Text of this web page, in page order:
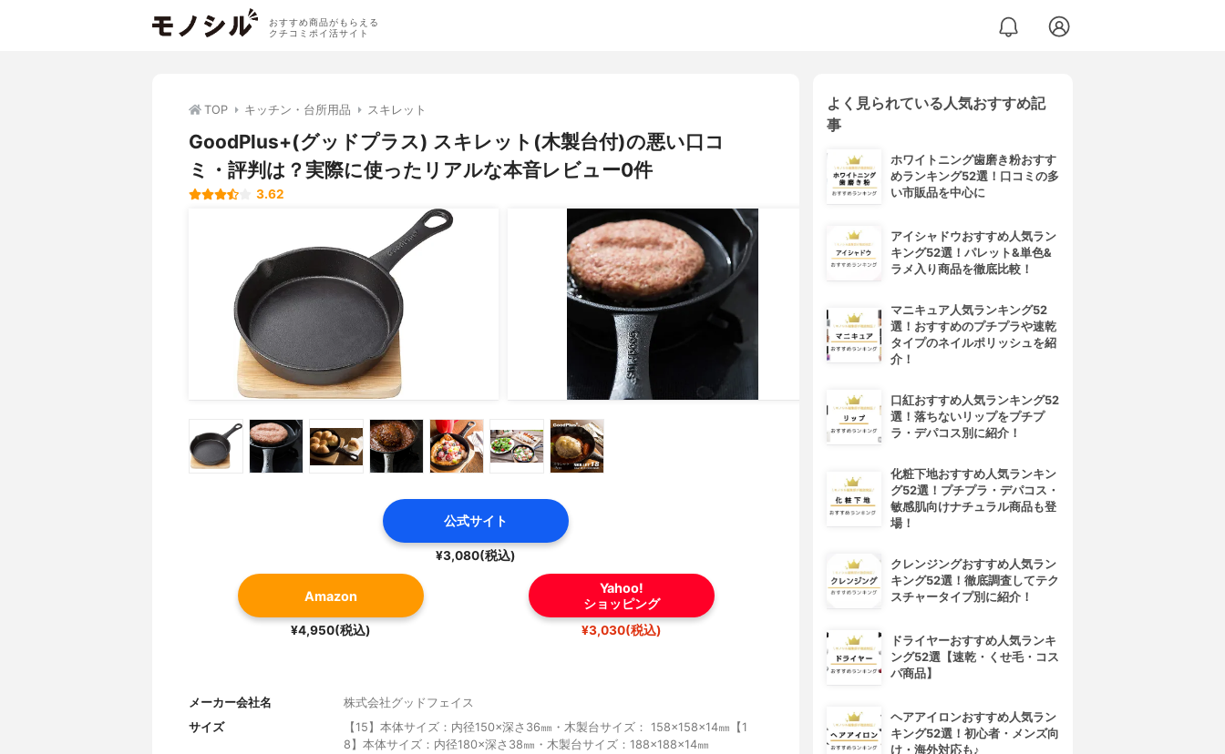
おすすめ商品がもらえる
クチコミポイ活サイト
TOP キッチン・台所用品 スキレット
GoodPlus+(グッドプラス) スキレット(木製台付)の悪い口コ
ミ・評判は？実際に使ったリアルな本音レビュー0件
3.62
公式サイト
¥3,080(税込)
Amazon
¥4,950(税込)
Yahoo!
ショッピング
¥3,030(税込)
メーカー会社名
株式会社グッドフェイス
サイズ
【15】本体サイズ：内径150×深さ36㎜・木製台サイズ： 158×158×14㎜【1
8】本体サイズ：内径180×深さ38㎜・木製台サイズ：188×188×14㎜
よく見られている人気おすすめ記
事
ホワイトニング歯磨き粉おすす
めランキング52選！口コミの多
い市販品を中心に
アイシャドウおすすめ人気ラン
キング52選！パレット&単色&
ラメ入り商品を徹底比較！
マニキュア人気ランキング52
選！おすすめのプチプラや速乾
タイプのネイルポリッシュを紹
介！
口紅おすすめ人気ランキング52
選！落ちないリップをプチプ
ラ・デパコス別に紹介！
化粧下地おすすめ人気ランキン
グ52選！プチプラ・デパコス・
敏感肌向けナチュラル商品も登
場！
クレンジングおすすめ人気ラン
キング52選！徹底調査してテク
スチャータイプ別に紹介！
ドライヤーおすすめ人気ランキ
ング52選【速乾・くせ毛・コス
パ商品】
ヘアアイロンおすすめ人気ラン
キング52選！初心者・メンズ向
け・海外対応も♪